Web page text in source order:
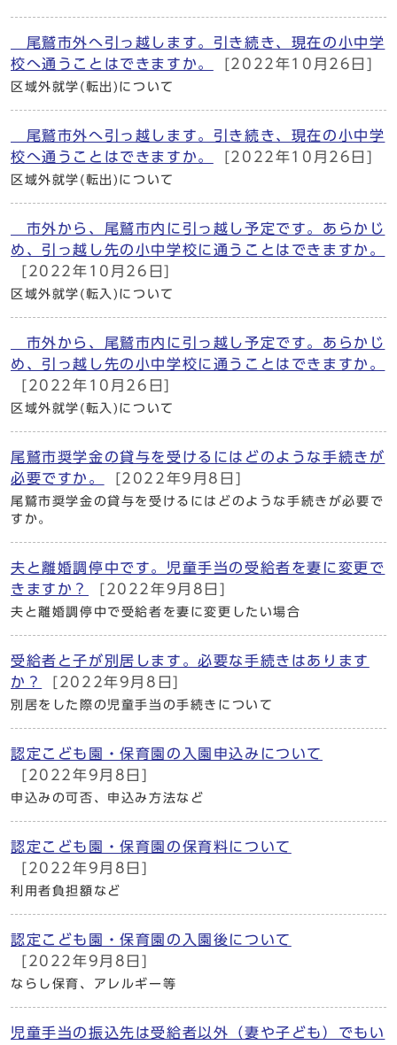
尾鷲市外へ引っ越します。引き続き、現在の小中学
校へ通うことはできますか。
[2022年10月26日]
区域外就学(転出)について
尾鷲市外へ引っ越します。引き続き、現在の小中学
校へ通うことはできますか。
[2022年10月26日]
区域外就学(転出)について
市外から、尾鷲市内に引っ越し予定です。あらかじ
め、引っ越し先の小中学校に通うことはできますか。
[2022年10月26日]
区域外就学(転入)について
市外から、尾鷲市内に引っ越し予定です。あらかじ
め、引っ越し先の小中学校に通うことはできますか。
[2022年10月26日]
区域外就学(転入)について
尾鷲市奨学金の貸与を受けるにはどのような手続きが
必要ですか。
[2022年9月8日]
尾鷲市奨学金の貸与を受けるにはどのような手続きが必要で
すか。
夫と離婚調停中です。児童手当の受給者を妻に変更で
きますか？
[2022年9月8日]
夫と離婚調停中で受給者を妻に変更したい場合
受給者と子が別居します。必要な手続きはあります
か？
[2022年9月8日]
別居をした際の児童手当の手続きについて
認定こども園・保育園の入園申込みについて
[2022年9月8日]
申込みの可否、申込み方法など
認定こども園・保育園の保育料について
[2022年9月8日]
利用者負担額など
認定こども園・保育園の入園後について
[2022年9月8日]
ならし保育、アレルギー等
児童手当の振込先は受給者以外（妻や子ども）でもい